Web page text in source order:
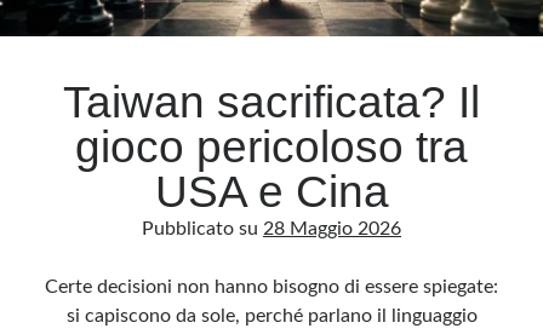
Archivio
Taiwan sacrificata? Il
gioco pericoloso tra
USA e Cina
Pubblicato su 28 Maggio 2026
Certe decisioni non hanno bisogno di essere spiegate:
si capiscono da sole, perché parlano il linguaggio